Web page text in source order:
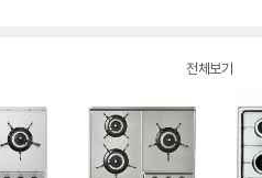
전체보기